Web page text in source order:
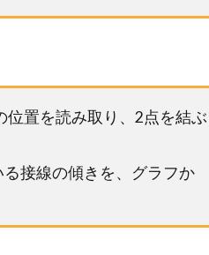
位置を読み取り、2点を結ぶ
接線の傾きを、グラフか